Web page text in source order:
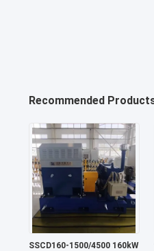
Recommended
SSCD160-1500/4500 160kW